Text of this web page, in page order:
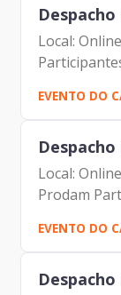
Local:
(Diretor-
(Assessor
Inteligência
EVENTO DO
Local:
Prodam Participantes: Eduardo Amaro Bueno
(Gerente
PRODAM)
(Diretor-
EVENTO DO